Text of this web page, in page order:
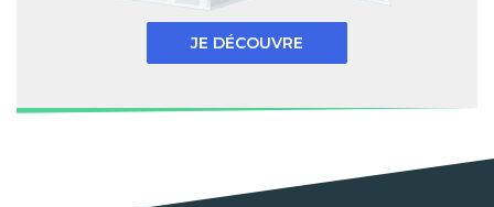
JE DÉCOUVRE